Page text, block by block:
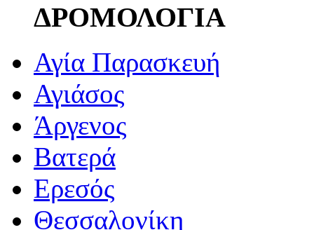
ΔΡΟΜΟΛΟΓΙΑ
Αγία Παρασκευή
Αγιάσος
Άργενος
Βατερά
Ερεσός
Θεσσαλονίκη